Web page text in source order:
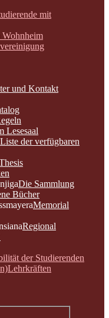
mit
Wohnheim
und Kontakt
Lesesaal
Liste der verfügbaren
Die Sammlung
Bücher
Memorial
Regional
der Studierenden